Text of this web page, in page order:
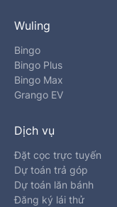
Wuling
Bingo
Bingo Plus
Bingo Max
Grango EV
Dịch vụ
Đặt cọc trực tuyến
Dự toán trả góp
Dự toán lăn bánh
Đăng ký lái thử